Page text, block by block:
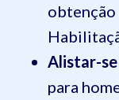
Alistar-
para